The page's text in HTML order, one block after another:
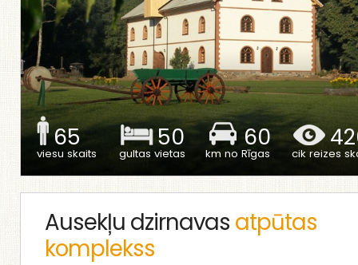
65
viesu skaits
50
gultas vietas
60
km no Rīgas cik reizes
Ausekļu dzirnavas atpūtas
komplekss